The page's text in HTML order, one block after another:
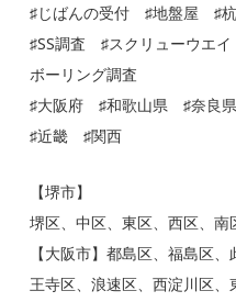
♯じばんの受付 ♯地盤屋 ♯
♯SS調査 ♯スクリューウエ
ボーリング調査
♯大阪府 ♯和歌山県 ♯奈
♯近畿 ♯関西
【堺市】
堺区、中区、東区、西区、南
【大阪市】都島区、福島区
王寺区、浪速区、西淀川区、